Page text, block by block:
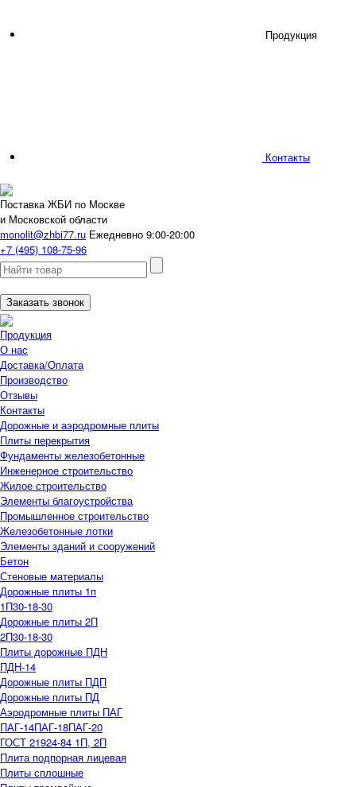
Продукция
Контакты
Поставка ЖБИ по Москве
и Московской области
monolit@zhbi77.ru Ежедневно 9:00-20:00
+7 (495) 108-75-96
Заказать звонок
Продукция
О нас
Доставка/Оплата
Производство
Отзывы
Контакты
Дорожные и аэродромные плиты
Плиты перекрытия
Фундаменты железобетонные
Инженерное строительство
Жилое строительство
Элементы благоустройства
Промышленное строительство
Железобетонные лотки
Элементы зданий и сооружений
Бетон
Стеновые материалы
Дорожные плиты 1п
1П30-18-30
Дорожные плиты 2П
2П30-18-30
Плиты дорожные ПДН
ПДН-14
Дорожные плиты ПДП
Дорожные плиты ПД
Аэродромные плиты ПАГ
ПАГ-14ПАГ-18ПАГ-20
ГОСТ 21924-84 1П, 2П
Плита подпорная лицевая
Плиты сплошные